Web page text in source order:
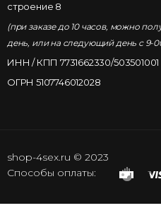
строение 8
(при заказе до 10 часов, можно
день, или на следующий день с 9-
ИНН / КПП 7731662330/503501001
ОГРН 5107746012028
shop-4sex.ru © 2023
Способы оплаты: